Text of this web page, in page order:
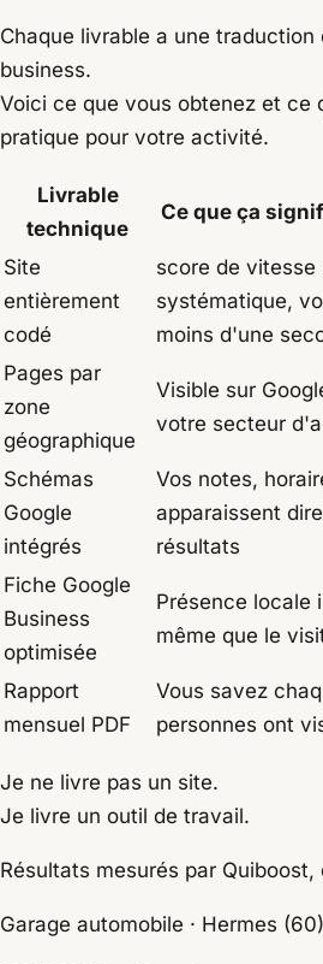
Chaque livrable a une
business.
Voici ce que vous obtenez et ce
pratique pour votre activité.
Livrable
technique
Ce que ça
Site
entièrement
codé
score de vitesse
systématique,
moins d'une
Pages par
zone
géographique
Visible sur
votre secteur
Schémas
Google
intégrés
Vos notes,
apparaissent
résultats
Fiche Google
Business
optimisée
Présence locale
même que le
Rapport
mensuel PDF
Vous savez
personnes ont
Je ne livre pas un site.
Je livre un outil de travail.
Résultats mesurés par
Garage automobile · Hermes (60)